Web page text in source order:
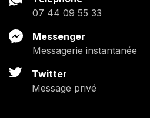
07 44 09 55 33
Messenger
Messagerie instantanée
Twitter
Message privé